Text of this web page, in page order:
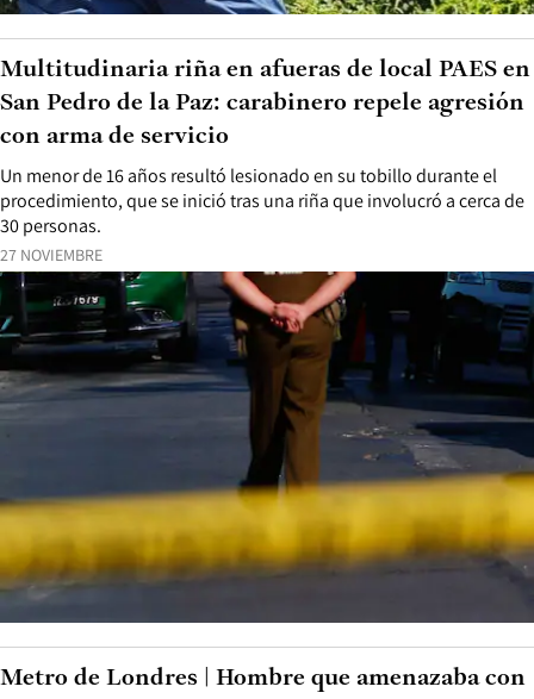
27 NOVIEMBRE
Un menor de 16 años resultó lesionado en su tobillo durante el
procedimiento, que se inició tras una riña que involucró a cerca de
30 personas.
Multitudinaria riña en afueras de local PAES en
San Pedro de la Paz: carabinero repele agresión
con arma de servicio
Metro de Londres | Hombre que amenazaba con